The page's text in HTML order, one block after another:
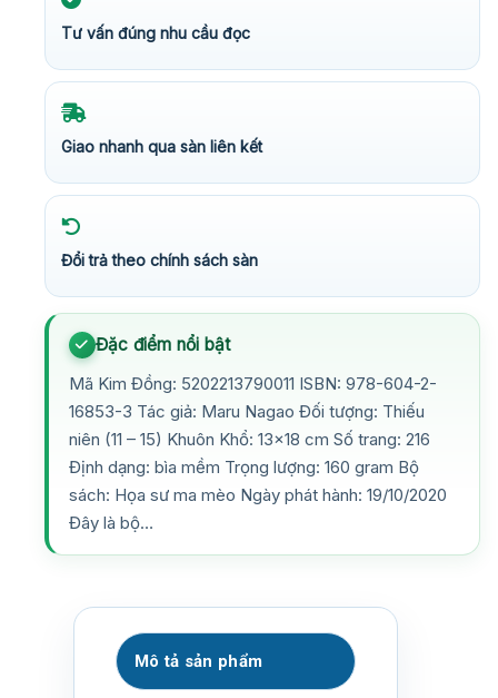
Tư vấn đúng nhu cầu đọc
Giao nhanh qua sàn liên kết
Đổi trả theo chính sách sàn
Đặc điểm nổi bật
Mã Kim Đồng: 5202213790011 ISBN: 978-604-2-
16853-3 Tác giả: Maru Nagao Đối tượng: Thiếu
niên (11 – 15) Khuôn Khổ: 13×18 cm Số trang: 216
Định dạng: bìa mềm Trọng lượng: 160 gram Bộ
sách: Họa sư ma mèo Ngày phát hành: 19/10/2020
Đây là bộ…
Mô tả sản phẩm